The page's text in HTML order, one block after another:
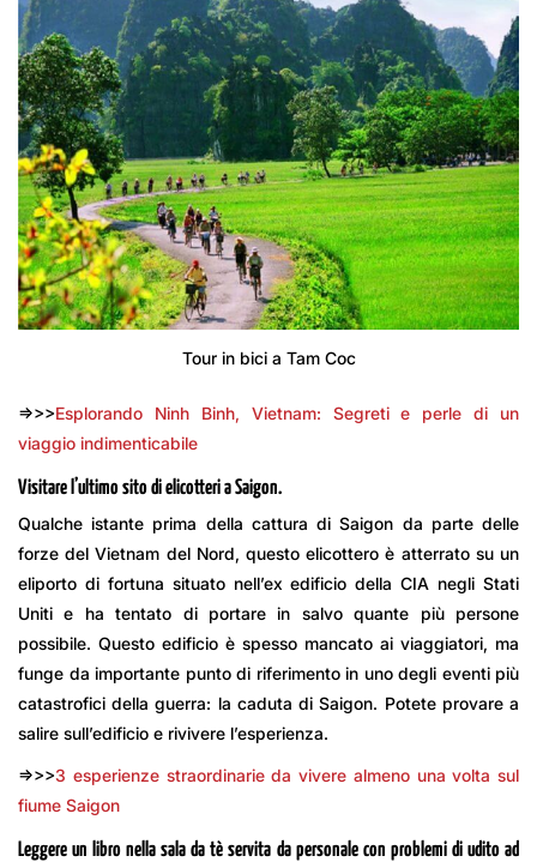
Tour in bici a Tam Coc
=>>>Esplorando Ninh Binh, Vietnam: Segreti e perle di un
viaggio indimenticabile
Visitare l’ultimo sito di elicotteri a Saigon.
Qualche istante prima della cattura di Saigon da parte delle
forze del Vietnam del Nord, questo elicottero è atterrato su un
eliporto di fortuna situato nell’ex edificio della CIA negli Stati
Uniti e ha tentato di portare in salvo quante più persone
possibile. Questo edificio è spesso mancato ai viaggiatori, ma
funge da importante punto di riferimento in uno degli eventi più
catastrofici della guerra: la caduta di Saigon. Potete provare a
salire sull’edificio e rivivere l’esperienza.
=>>>3 esperienze straordinarie da vivere almeno una volta sul
fiume Saigon
Leggere un libro nella sala da tè servita da personale con problemi di udito ad